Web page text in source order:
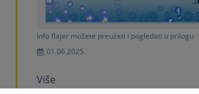
Info flajer možete preuzeti i pogledati u prilogu
01.06.2025.
Više